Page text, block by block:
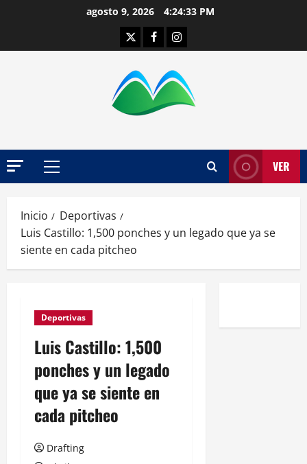
agosto 9, 2026 4:24:34 PM
TwitterFacebookInstagram
Menú
VER
Inicio
Deportivas
Luis Castillo: 1,500 ponches y un legado que ya se
siente en cada pitcheo
Deportivas
Luis Castillo: 1,500
ponches y un legado
que ya se siente en
cada pitcheo
Drafting